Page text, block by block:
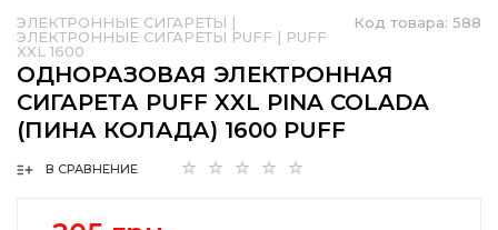
Код товара: 588
ЭЛЕКТРОННЫЕ СИГАРЕТЫ |
ЭЛЕКТРОННЫЕ СИГАРЕТЫ PUFF | PUFF
XXL 1600
ОДНОРАЗОВАЯ ЭЛЕКТРОННАЯ
СИГАРЕТА PUFF XXL PINA COLADA
(ПИНА КОЛАДА) 1600 PUFF
В СРАВНЕНИЕ